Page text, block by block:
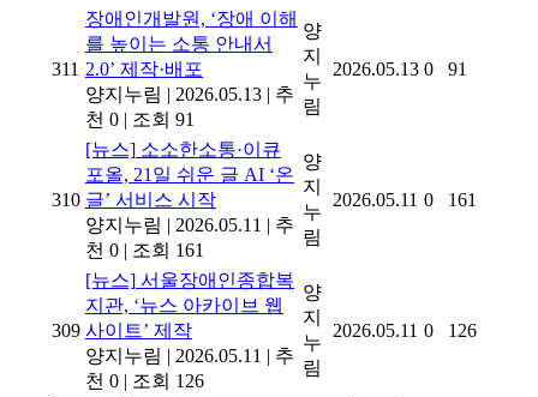
311
장애인개발원, ‘장애 이해
를 높이는 소통 안내서
2.0’ 제작·배포
양지누림 | 2026.05.13 | 추
천 0 | 조회 91
양
지
누
림
2026.05.13 0 91
310
[뉴스] 소소한소통·이큐
포올, 21일 쉬운 글 AI ‘온
글’ 서비스 시작
양지누림 | 2026.05.11 | 추
천 0 | 조회 161
양
지
누
림
2026.05.11 0 161
309
[뉴스] 서울장애인종합복
지관, ‘뉴스 아카이브 웹
사이트’ 제작
양지누림 | 2026.05.11 | 추
천 0 | 조회 126
양
지
누
림
2026.05.11 0 126